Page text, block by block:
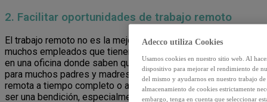
2. Facilitar oportunidades de trabajo remoto
El trabajo remoto no es la mejor solución para todos, y
muchos empleados que tienen hijos preferirían poder trabajar
en una oficina donde saben que no serán interrumpidos. Pero
para muchos padres y madres, poder trabajar de forma
remota a tiempo completo o algunos días a la semana puede
ser una bendición, especialmente si pueden establecer su
Adecco utiliza Cookies
Usamos cookies en nuestro sitio web. Al
dispositivo para mejorar el rendimiento de
del mismo y ayudarnos en nuestro trabajo
almacenamiento de cookies estrictamente
embargo, tenga en cuenta que seleccionar